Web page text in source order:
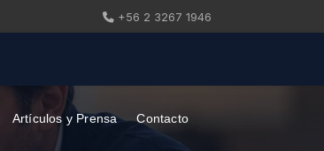
+56 2 3267 1946
Artículos y Prensa Contacto